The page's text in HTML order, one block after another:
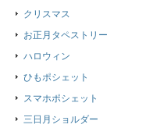
クリスマス
お正月タペストリー
ハロウィン
ひもポシェット
スマホポシェット
三日月ショルダー